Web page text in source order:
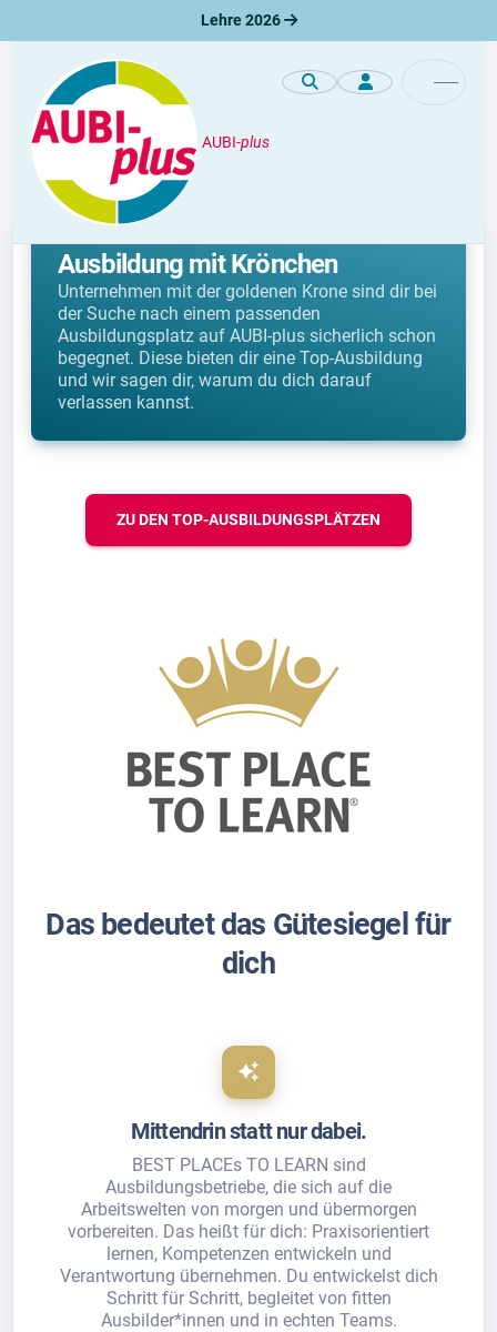
Lehre 2026
AUBI-plus
Lehre
BEST PLACE TO LEARN®: deine
Ausbildung mit Krönchen
Unternehmen mit der goldenen Krone sind dir bei
der Suche nach einem passenden
Ausbildungsplatz auf AUBI-plus sicherlich schon
begegnet. Diese bieten dir eine Top-Ausbildung
und wir sagen dir, warum du dich darauf
verlassen kannst.
ZU DEN TOP-AUSBILDUNGSPLÄTZEN
Das bedeutet das Gütesiegel für
dich
Mittendrin statt nur dabei.
BEST PLACEs TO LEARN sind
Ausbildungsbetriebe, die sich auf die
Arbeitswelten von morgen und übermorgen
vorbereiten. Das heißt für dich: Praxisorientiert
lernen, Kompetenzen entwickeln und
Verantwortung übernehmen. Du entwickelst dich
Schritt für Schritt, begleitet von fitten
Ausbilder*innen und in echten Teams.